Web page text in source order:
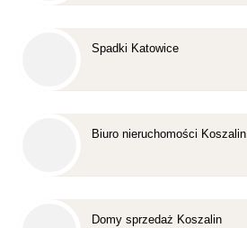
Spadki Katowice
Biuro nieruchomości Koszalin
Domy sprzedaż Koszalin